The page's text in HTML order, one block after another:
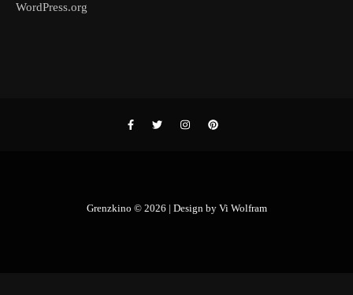
WordPress.org
Grenzkino © 2026 | Design by Vi Wolfram